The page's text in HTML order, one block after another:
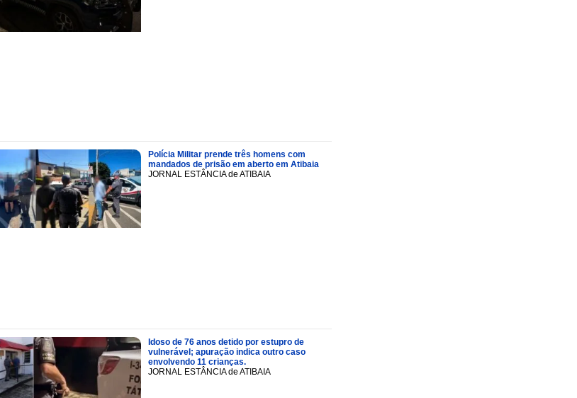
Polícia Militar prende três homens com
mandados de prisão em aberto em Atibaia
JORNAL ESTÂNCIA de ATIBAIA
Idoso de 76 anos detido por estupro de
vulnerável; apuração indica outro caso
envolvendo 11 crianças.
JORNAL ESTÂNCIA de ATIBAIA